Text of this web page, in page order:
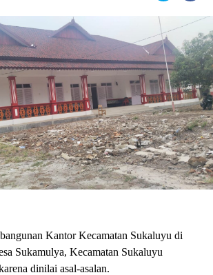
Kantor Kecamatan Sukaluyu di
Sukamulya, Kecamatan Sukaluyu
dinilai asal-asalan.